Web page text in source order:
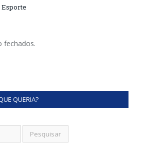
Esporte
fechados.
QUERIA?